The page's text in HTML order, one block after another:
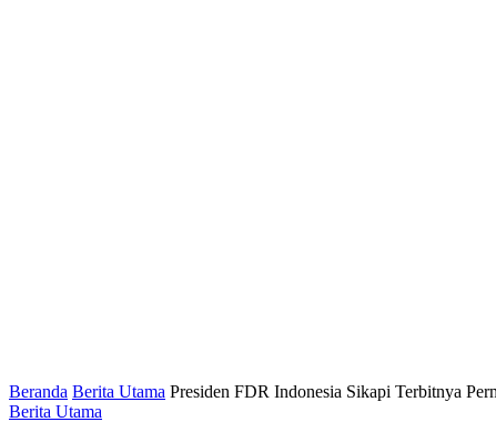
Beranda Berita Utama Presiden FDR Indonesia Sikapi Terbitnya
Berita Utama